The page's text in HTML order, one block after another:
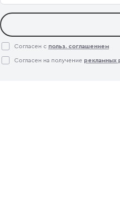
Согласен с польз. соглашением
Согласен на получение рекламных